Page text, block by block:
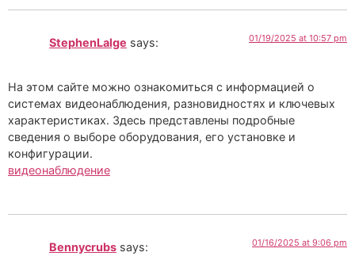
StephenLalge says: 01/19/2025 at 10:57 pm
На этом сайте можно ознакомиться с информацией о
системах видеонаблюдения, разновидностях и ключевых
характеристиках. Здесь представлены подробные
сведения о выборе оборудования, его установке и
конфигурации.
видеонаблюдение
Bennycrubs says: 01/16/2025 at 9:06 pm